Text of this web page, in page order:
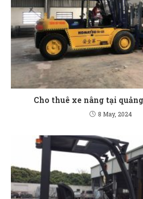
Cho thuê xe nâng tại
8 May, 2024